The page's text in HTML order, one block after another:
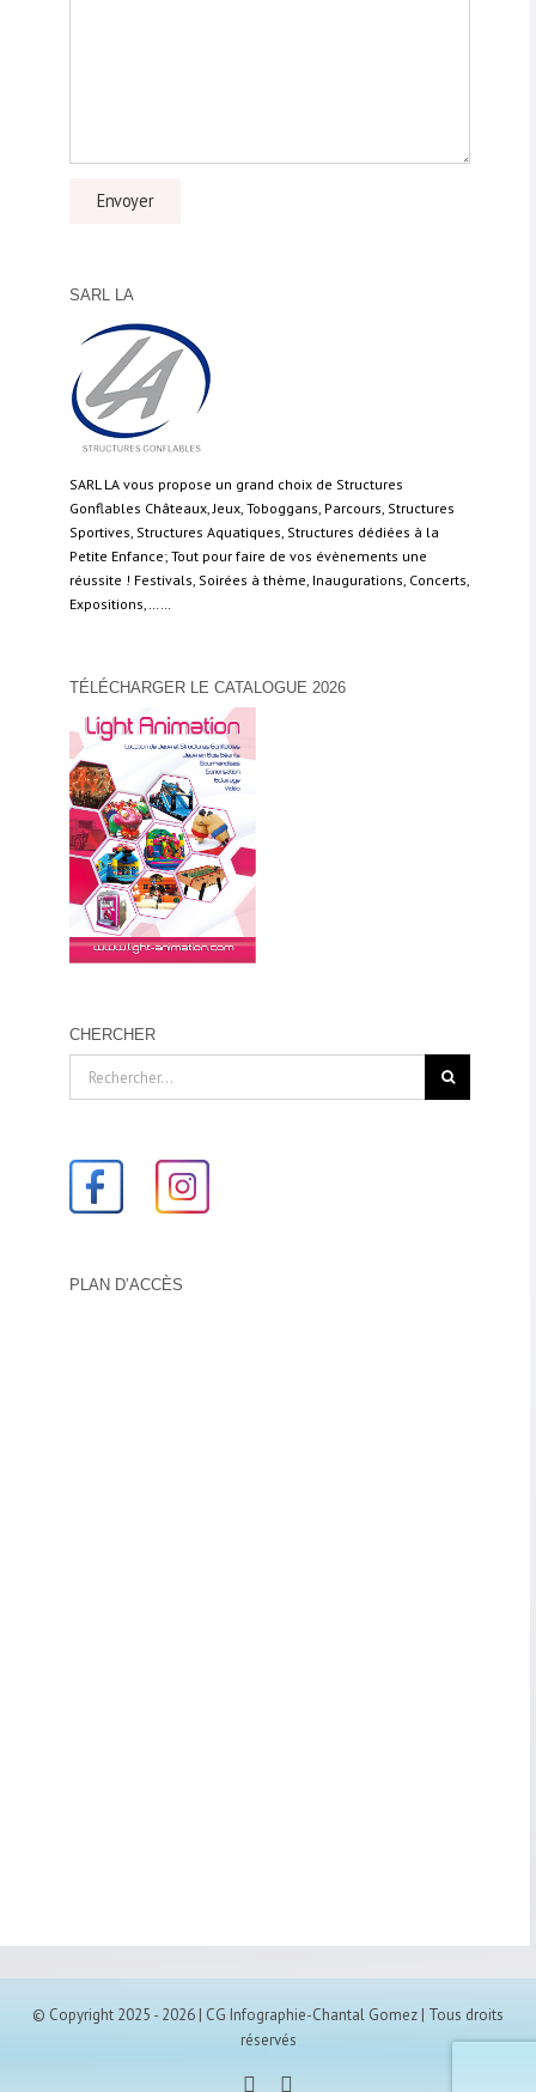
SARL LA
SARL LA vous propose un grand choix de Structures
Gonflables Châteaux, Jeux, Toboggans, Parcours, Structures
Sportives, Structures Aquatiques, Structures dédiées à la
Petite Enfance; Tout pour faire de vos évènements une
réussite ! Festivals, Soirées à thème, Inaugurations, Concerts,
Expositions,……
TÉLÉCHARGER LE CATALOGUE 2026
CHERCHER
PLAN D’ACCÈS
© Copyright 2025 - 2026 | CG Infographie-Chantal Gomez | Tous droits
réservés
Facebook